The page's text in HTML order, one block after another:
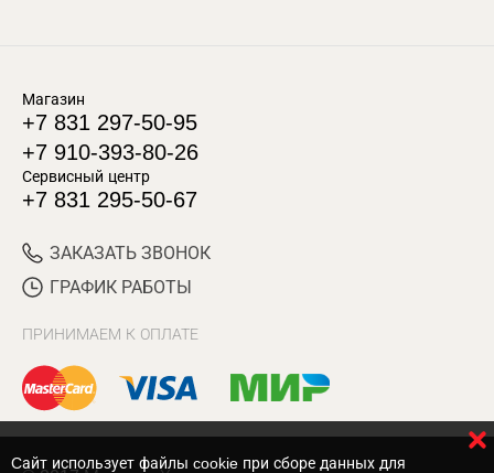
Магазин
+7 831 297-50-95
+7 910-393-80-26
Сервисный центр
+7 831 295-50-67
ЗАКАЗАТЬ ЗВОНОК
ГРАФИК РАБОТЫ
ПРИНИМАЕМ К ОПЛАТЕ
Cайт использует файлы cookie при сборе данных для